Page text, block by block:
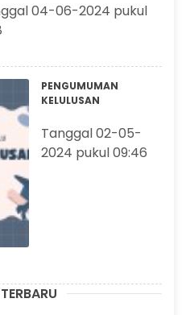
04-06-2024 pukul
PENGUMUMAN
KELULUSAN
Tanggal 02-05-
2024 pukul 09:46